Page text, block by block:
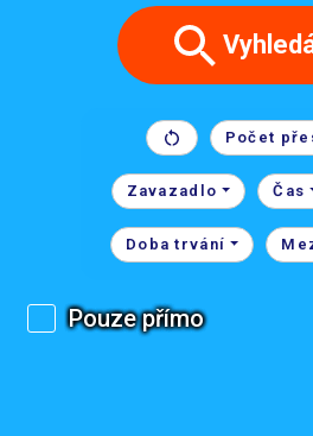
Počet
Zavazadlo Čas
Doba trvání
Pouze přímo